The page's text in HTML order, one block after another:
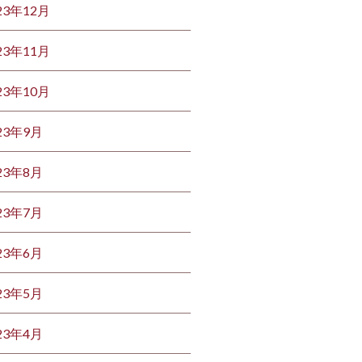
年12月
年11月
年10月
年9月
年8月
年7月
年6月
年5月
年4月